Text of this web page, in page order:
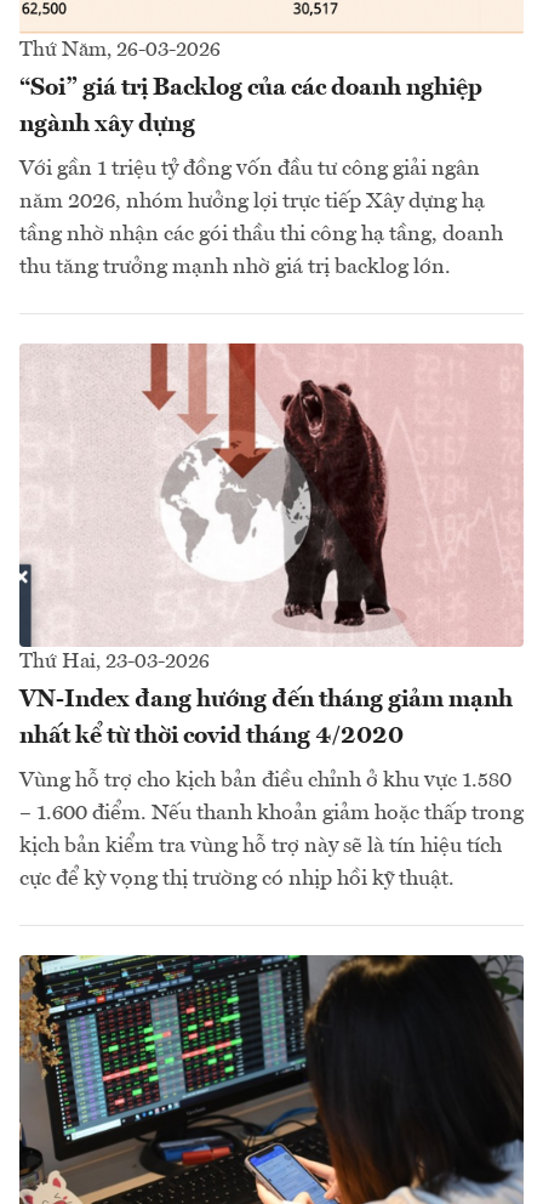
Thứ Năm, 26-03-2026
“Soi” giá trị Backlog của các doanh nghiệp
ngành xây dựng
Với gần 1 triệu tỷ đồng vốn đầu tư công giải ngân
năm 2026, nhóm hưởng lợi trực tiếp Xây dựng hạ
tầng nhờ nhận các gói thầu thi công hạ tầng, doanh
thu tăng trưởng mạnh nhờ giá trị backlog lớn.
Thứ Hai, 23-03-2026
VN-Index đang hướng đến tháng giảm mạnh
nhất kể từ thời covid tháng 4/2020
Vùng hỗ trợ cho kịch bản điều chỉnh ở khu vực 1.580
– 1.600 điểm. Nếu thanh khoản giảm hoặc thấp trong
kịch bản kiểm tra vùng hỗ trợ này sẽ là tín hiệu tích
cực để kỳ vọng thị trường có nhịp hồi kỹ thuật.